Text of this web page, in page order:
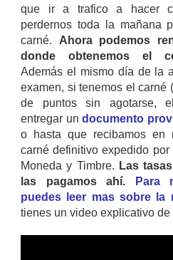
que ir a trafico a hacer
perdernos toda la mañana
carné. Ahora podemos
donde obtenemos el
Además el mismo día de la
examen, si tenemos el carné
de puntos sin agotarse,
entregar un documento
o hasta que recibamos en
carné definitivo expedido
Moneda y Timbre. Las
las pagamos ahí.
Para
puedes leer mas sobre la
tienes un video explicativo